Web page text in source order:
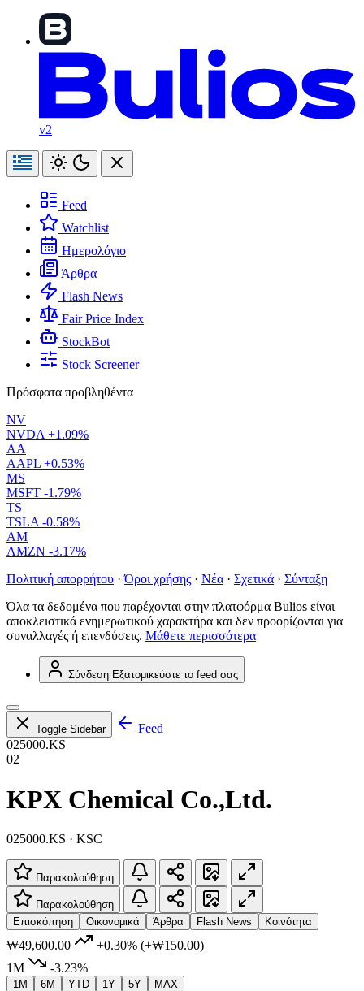
v2
Feed
Watchlist
Ημερολόγιο
Άρθρα
Flash News
Fair Price Index
StockBot
Stock Screener
Πρόσφατα προβληθέντα
NV
NVDA +1.09%
AA
AAPL +0.53%
MS
MSFT -1.79%
TS
TSLA -0.58%
AM
AMZN -3.17%
Πολιτική απορρήτου · Όροι χρήσης · Νέα · Σχετικά · Σύνταξη
Όλα τα δεδομένα που παρέχονται στην πλατφόρμα Bulios είναι
αποκλειστικά ενημερωτικού χαρακτήρα και δεν προορίζονται για
συναλλαγές ή επενδύσεις. Μάθετε περισσότερα
Σύνδεση Εξατομικεύστε το feed σας
Toggle Sidebar
Feed
025000.KS
02
KPX Chemical Co.,Ltd.
025000.KS · KSC
Παρακολούθηση
Παρακολούθηση
Επισκόπηση
Οικονομικά Άρθρα Flash News Κοινότητα
₩49,600.00 +0.30% (+₩150.00)
1M
-3.23%
1M 6M YTD 1Y 5Y MAX